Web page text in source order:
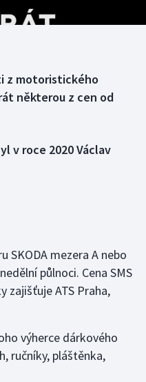
z motoristického
některou z cen od
v roce 2020 Václav
SKODA mezera A nebo
půlnoci. Cena SMS
zajišťuje ATS Praha,
výherce dárkového
ručníky, pláštěnka,